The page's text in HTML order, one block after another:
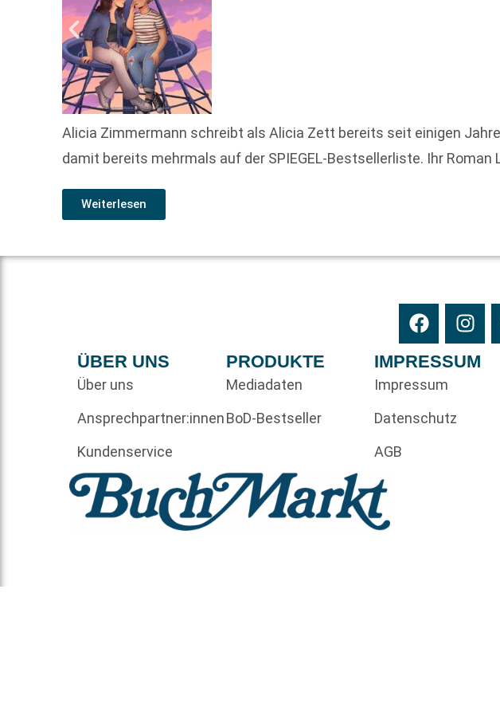
Alicia Zimmermann schreibt als Alicia Zett bereits seit einigen
damit bereits mehrmals auf der SPIEGEL-Bestsellerliste. Ihr
Weiterlesen
ÜBER UNS
Über uns
Ansprechpartner:innen
Kundenservice
PRODUKTE
Mediadaten
BoD-Bestseller
IMPRESSUM
Impressum
Datenschutz
AGB